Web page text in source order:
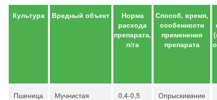
Культура Вредный объект
Норма
расхода
препарата,
л/га
Способ, время,
особенности
применения
препарата
Пшеница
Мучнистая
0,4-0,5
Опрыскивание